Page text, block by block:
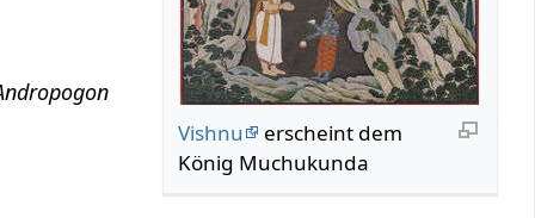
Vishnu
erscheint dem
König Muchukunda